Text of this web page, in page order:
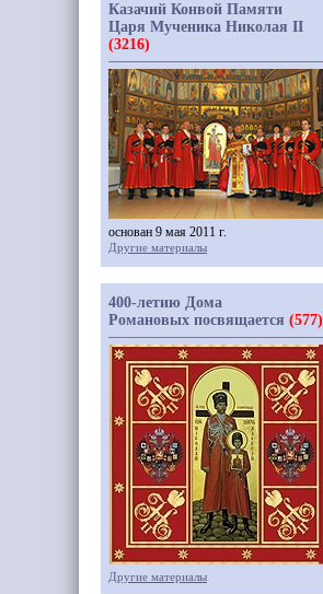
Казачий Конвой Памяти
Царя Мученика Николая II
(3216)
основан 9 мая 2011 г.
Другие материалы
400-летию Дома
Романовых посвящается (577)
Другие материалы